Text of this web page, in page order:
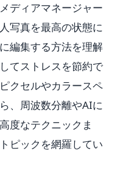
ディアマネージャー
写真を最高の状態に
編集する方法を理解
てストレスを節約で
クセルやカラースペ
、周波数分離やAIに
度なテクニックま
ピックを網羅してい